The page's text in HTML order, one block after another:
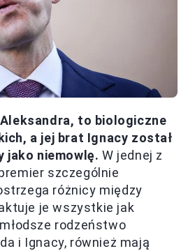
to biologiczne
a jej brat Ignacy został
jako niemowlę. W jednej z
szczególnie
różnicy między
je wszystkie jak
rodzeństwo
i Ignacy, również mają